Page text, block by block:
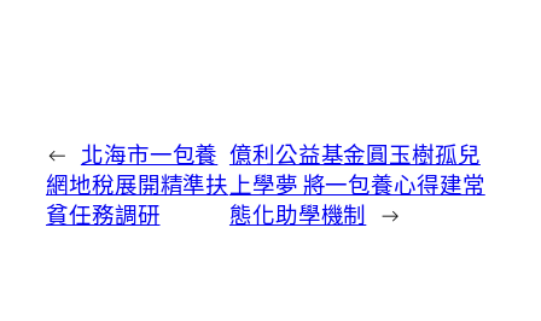
← 北海市一包養
網地稅展開精準扶
貧任務調研
億利公益基金圓玉樹孤兒
上學夢 將一包養心得建常
態化助學機制 →